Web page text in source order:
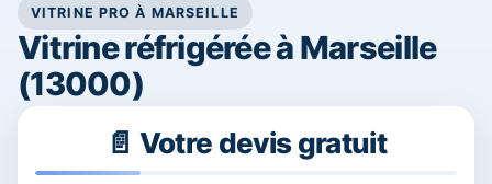
VITRINE PRO À MARSEILLE
Vitrine réfrigérée à Marseille
(13000)
📄 Votre devis gratuit